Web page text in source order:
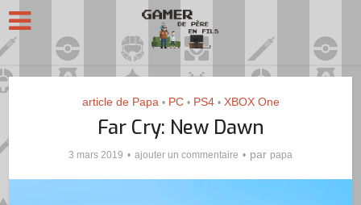
article de Papa • PC • PS4 • XBOX One
Far Cry: New Dawn
3 mars 2019 ajouter un commentaire par papa